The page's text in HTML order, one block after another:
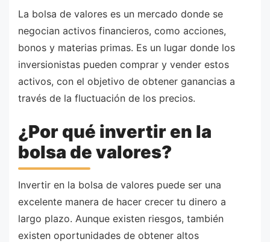
La bolsa de valores es un mercado donde se
negocian activos financieros, como acciones,
bonos y materias primas. Es un lugar donde los
inversionistas pueden comprar y vender estos
activos, con el objetivo de obtener ganancias a
través de la fluctuación de los precios.
¿Por qué invertir en la
bolsa de valores?
Invertir en la bolsa de valores puede ser una
excelente manera de hacer crecer tu dinero a
largo plazo. Aunque existen riesgos, también
existen oportunidades de obtener altos